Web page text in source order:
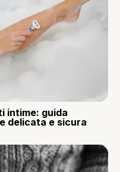
intime: guida
delicata e sicura